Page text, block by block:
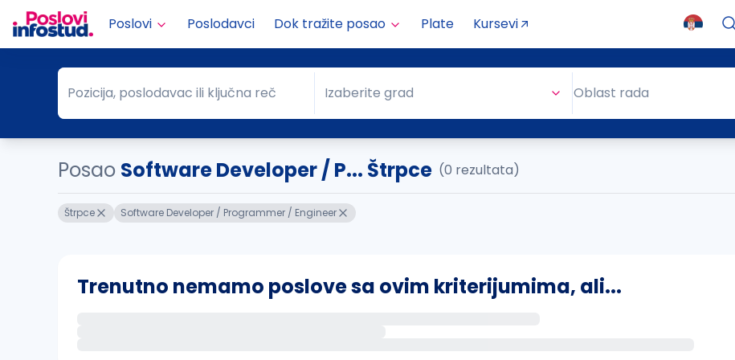
Poslovi Poslodavci Dok tražite posao Plate Kursevi
Pozicija, poslodavac ili ključna reč
Pozicija, poslodavac ili ključna reč Grad
Izaberite grad Oblast rada
Posao Software Developer / P... Štrpce (0 rezultata)
Štrpce Software Developer / Programmer / Engineer
Trenutno nemamo poslove sa ovim kriterijumima, ali...